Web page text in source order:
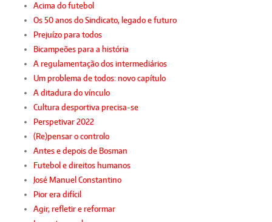
Acima do futebol
Os 50 anos do Sindicato, legado e futuro
Prejuízo para todos
Bicampeões para a história
A regulamentação dos intermediários
Um problema de todos: novo capítulo
A ditadura do vínculo
Cultura desportiva precisa-se
Perspetivar 2022
(Re)pensar o controlo
Antes e depois de Bosman
Futebol e direitos humanos
José Manuel Constantino
Pior era difícil
Agir, refletir e reformar